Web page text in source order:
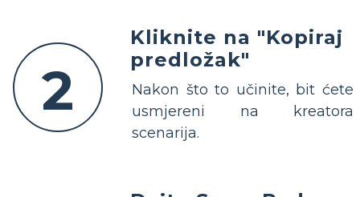
2
Kliknite na "Kopiraj
predložak"
Nakon što to učinite, bit ćete
usmjereni na kreatora
scenarija.